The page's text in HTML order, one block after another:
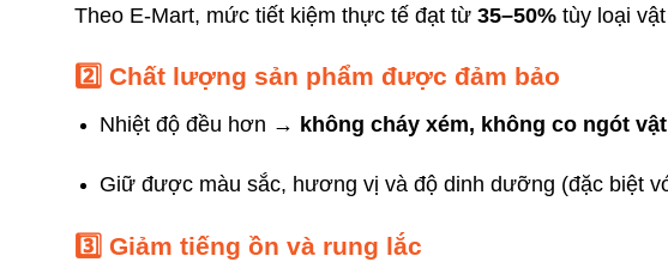
Theo E-Mart, mức tiết kiệm thực tế đạt từ 35–50% tùy loại
2️⃣ Chất lượng sản phẩm được đảm bảo
Nhiệt độ đều hơn → không cháy xém, không co ngót
Giữ được màu sắc, hương vị và độ dinh dưỡng (đặc biệt
3️⃣ Giảm tiếng ồn và rung lắc